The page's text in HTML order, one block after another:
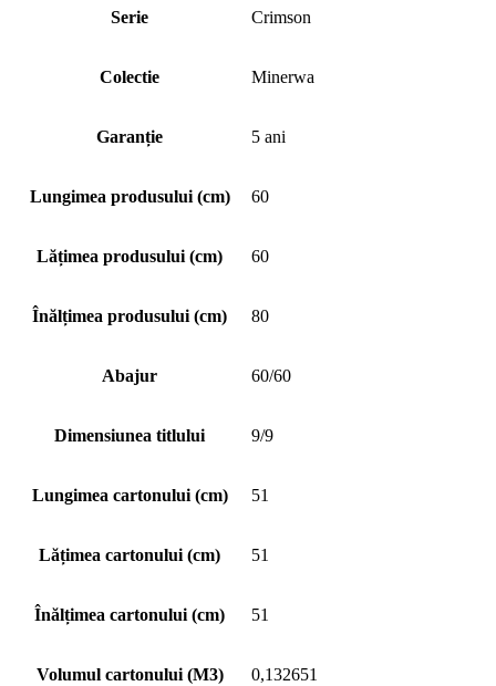
Serie Crimson
Colectie Minerwa
Garanție 5 ani
Lungimea produsului (cm) 60
Lățimea produsului (cm) 60
Înălțimea produsului (cm) 80
Abajur 60/60
Dimensiunea titlului 9/9
Lungimea cartonului (cm) 51
Lățimea cartonului (cm) 51
Înălțimea cartonului (cm) 51
Volumul cartonului (M3) 0,132651